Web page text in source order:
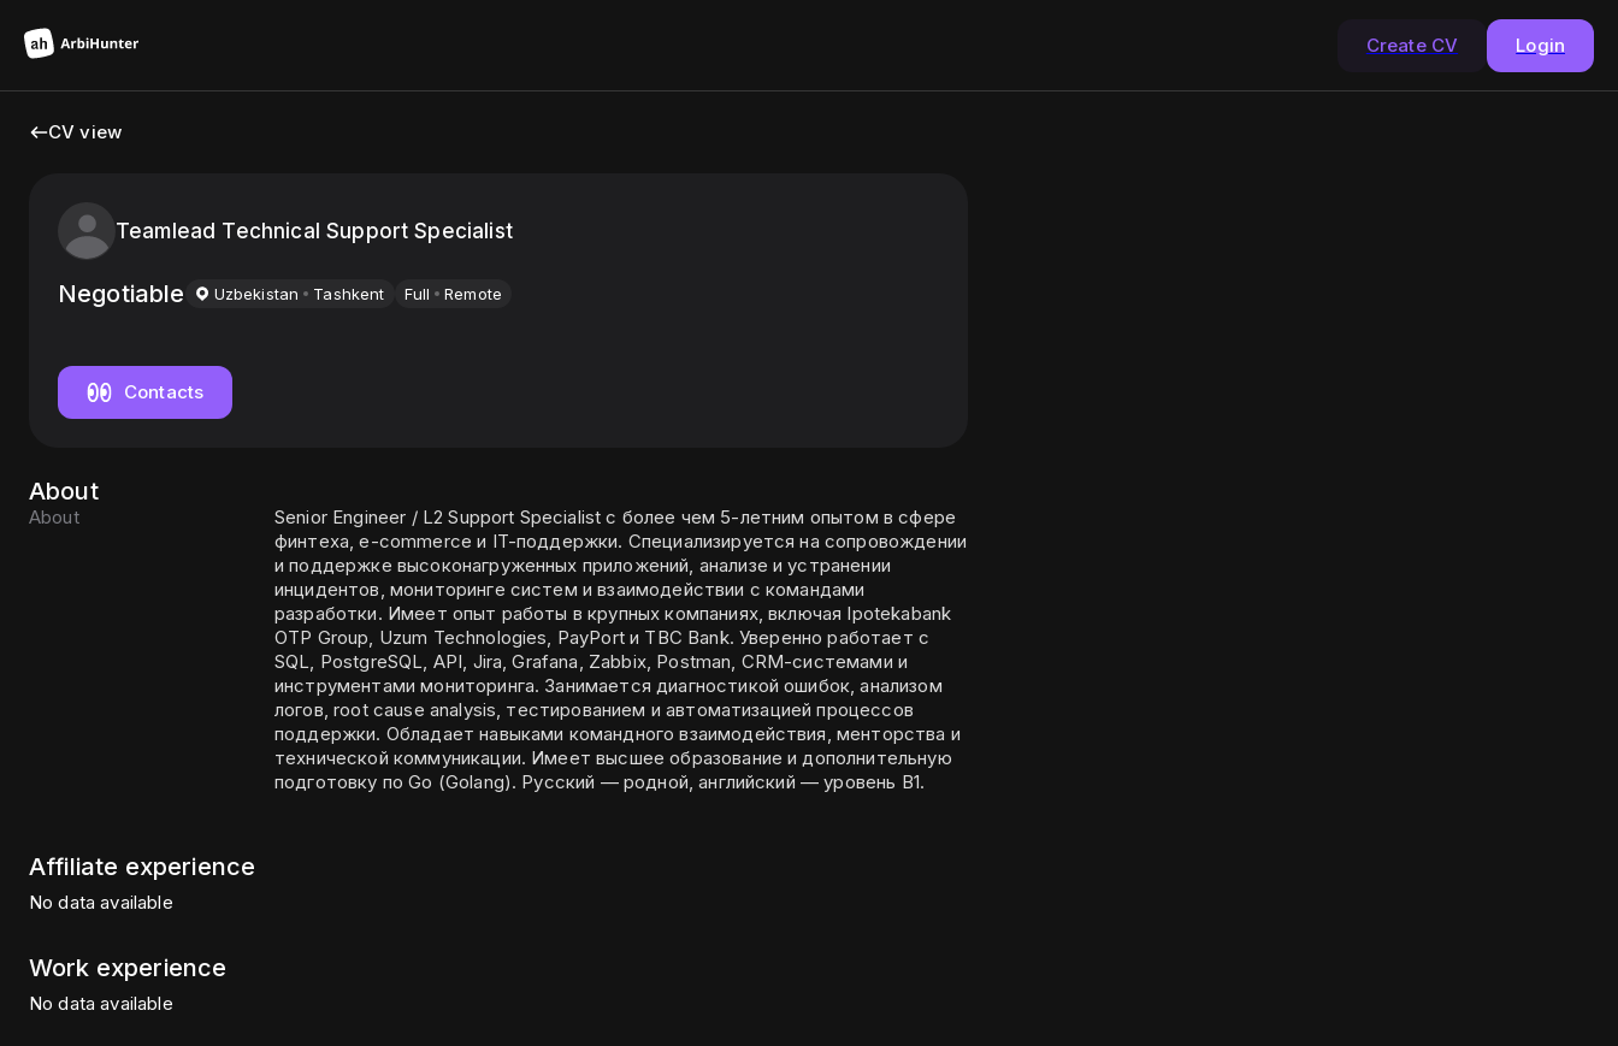
Create CV Login
CV view
Teamlead Technical Support Specialist
Negotiable Uzbekistan Tashkent Full Remote
Contacts
About
About
Senior Engineer / L2 Support Specialist с более чем 5-летним опытом в сфере
финтеха, e-commerce и IT-поддержки. Специализируется на сопровождении
и поддержке высоконагруженных приложений, анализе и устранении
инцидентов, мониторинге систем и взаимодействии с командами
разработки. Имеет опыт работы в крупных компаниях, включая Ipotekabank
OTP Group, Uzum Technologies, PayPort и TBC Bank. Уверенно работает с
SQL, PostgreSQL, API, Jira, Grafana, Zabbix, Postman, CRM-системами и
инструментами мониторинга. Занимается диагностикой ошибок, анализом
логов, root cause analysis, тестированием и автоматизацией процессов
поддержки. Обладает навыками командного взаимодействия, менторства и
технической коммуникации. Имеет высшее образование и дополнительную
подготовку по Go (Golang). Русский — родной, английский — уровень B1.
Affiliate experience
No data available
Work experience
No data available